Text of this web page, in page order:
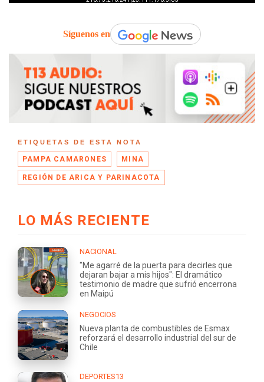
Síguenos en
ETIQUETAS DE ESTA NOTA
PAMPA CAMARONES MINA
REGIÓN DE ARICA Y PARINACOTA
LO MÁS RECIENTE
NACIONAL
"Me agarré de la puerta para decirles que
dejaran bajar a mis hijos": El dramático
testimonio de madre que sufrió encerrona
en Maipú
NEGOCIOS
Nueva planta de combustibles de Esmax
reforzará el desarrollo industrial del sur de
Chile
DEPORTES13